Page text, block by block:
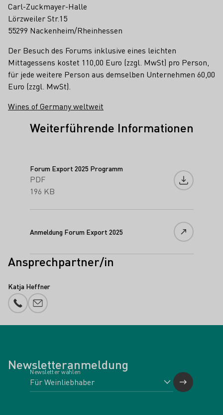
Carl-Zuckmayer-Halle
Lörzweiler Str.15
55299 Nackenheim/Rheinhessen
Der Besuch des Forums inklusive eines leichten
Mittagessens kostet 110,00 Euro (zzgl. MwSt) pro Person,
für jede weitere Person aus demselben Unternehmen 60,00
Euro (zzgl. MwSt).
Wines of Germany weltweit
Weiterführende Informationen
Forum Export 2025 Programm
PDF
196 KB
Datei
Anmeldung Forum Export 2025
Ansprechpartner/in
Katja Heffner
Telefonnummer
E-Mail-Adresse
Newsletteranmeldung
Newsletter wählen